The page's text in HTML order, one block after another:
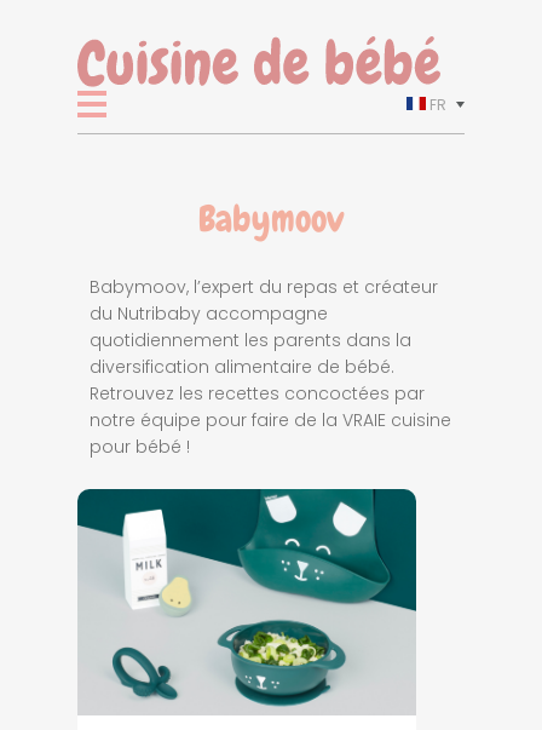
FR
Babymoov
Babymoov, l’expert du repas et créateur
du Nutribaby accompagne
quotidiennement les parents dans la
diversification alimentaire de bébé.
Retrouvez les recettes concoctées par
notre équipe pour faire de la VRAIE cuisine
pour bébé !